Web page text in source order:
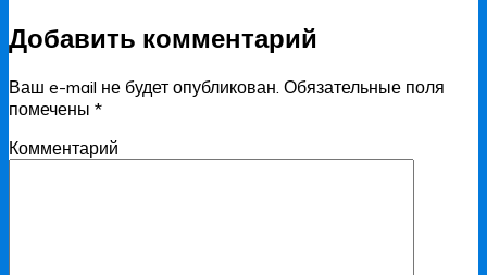
Добавить комментарий
Ваш e-mail не будет опубликован. Обязательные поля
помечены *
Комментарий